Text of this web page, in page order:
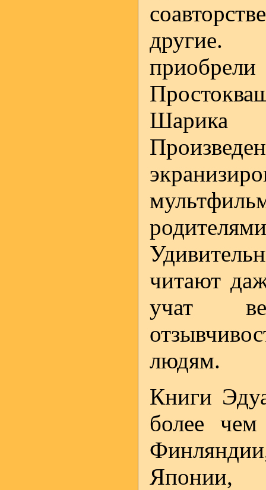
другие.
Шарика
читают
учат
людям.
Книги
более